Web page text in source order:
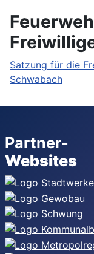
Satzung für die
Schwabach
Partner-
Websites